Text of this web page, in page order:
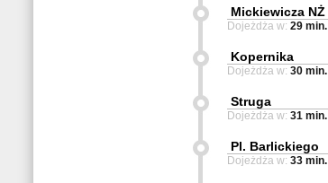
Mickiewicza NŻ
Dojeżdża w: 29 min.
Kopernika
Dojeżdża w: 30 min.
Struga
Dojeżdża w: 31 min.
Pl. Barlickiego
Dojeżdża w: 33 min.